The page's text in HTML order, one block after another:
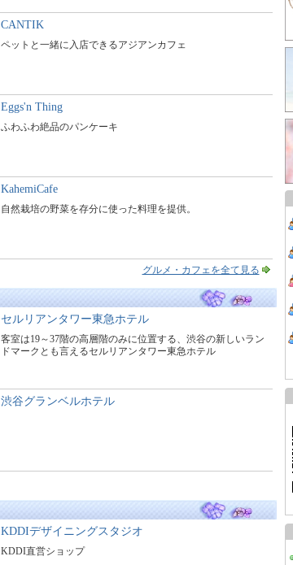
CANTIK
ペットと一緒に入店できるアジアンカフェ
Eggs'n Thing
ふわふわ絶品のパンケーキ
KahemiCafe
自然栽培の野菜を存分に使った料理を提供。
グルメ・カフェを全て見る
セルリアンタワー東急ホテル
客室は19～37階の高層階のみに位置する、渋谷の新しいラン
ドマークとも言えるセルリアンタワー東急ホテル
渋谷グランベルホテル
KDDIデザイニングスタジオ
KDDI直営ショップ